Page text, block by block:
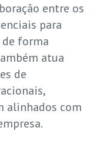
entre os
para
forma
atua
de
alinhados com